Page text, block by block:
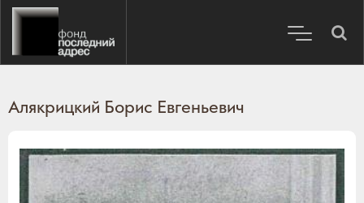
Алякрицкий Борис Евгеньевич